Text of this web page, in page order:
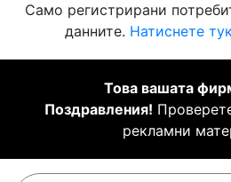
Само регистрирани
данните. Натиснете
Това вашата
Поздравления!
рекламни